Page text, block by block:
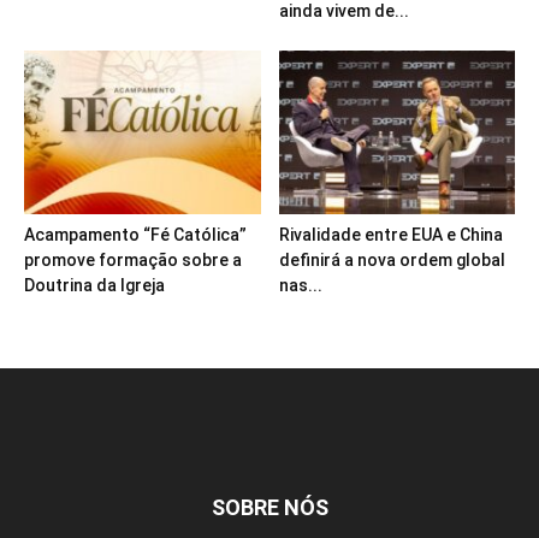
ainda vivem de...
Acampamento “Fé Católica”
promove formação sobre a
Doutrina da Igreja
Rivalidade entre EUA e China
definirá a nova ordem global
nas...
SOBRE NÓS